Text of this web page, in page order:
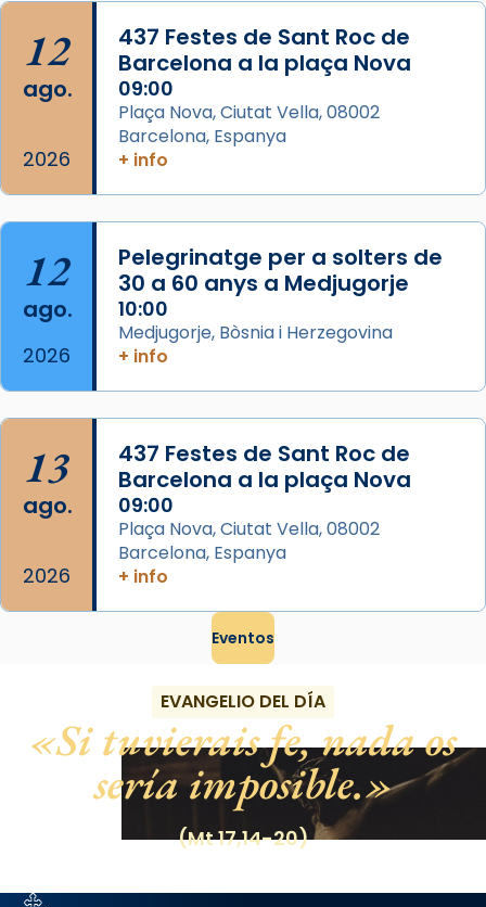
Acompanyant la història de sant Cugat, a
partir de l’Edat Mitjana sorgeix la tradició
que les santes Juliana (“relatiu a Júlia”) i
Semproniana (“relatiu a Semprònia =
eterna”) són deixebles seves. I l’any 1667, el
frare Joan Gaspar Roig, afirma en una obra
que les santes són filles de l’antiga Iluro.
Mataró en reivindicarà les relíq
Foto
View on Facebook ·
12
ago.
2026
437 Festes de Sant Roc de
Barcelona a la plaça Nova
09:00
Plaça Nova, Ciutat Vella, 08002
Barcelona, Espanya
+ info
12
ago.
2026
Pelegrinatge per a solters de
30 a 60 anys a Medjugorje
10:00
Medjugorje, Bòsnia i Herzegovina
+ info
13
ago.
2026
437 Festes de Sant Roc de
Barcelona a la plaça Nova
09:00
Plaça Nova, Ciutat Vella, 08002
Barcelona, Espanya
+ info
Eventos
EVANGELIO DEL DÍA
Si tuvierais fe, nada os
sería imposible.
(Mt 17,14-20)